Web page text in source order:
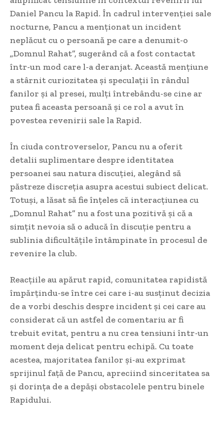
Daniel Pancu la Rapid. În cadrul intervenției sale
nocturne, Pancu a menționat un incident
neplăcut cu o persoană pe care a denumit-o
„Domnul Rahat”, sugerând că a fost contactat
într-un mod care l-a deranjat. Această mențiune
a stârnit curiozitatea și speculații în rândul
fanilor și al presei, mulți întrebându-se cine ar
putea fi aceasta persoană și ce rol a avut în
povestea revenirii sale la Rapid.
În ciuda controverselor, Pancu nu a oferit
detalii suplimentare despre identitatea
persoanei sau natura discuției, alegând să
păstreze discreția asupra acestui subiect delicat.
Totuși, a lăsat să fie înțeles că interacțiunea cu
„Domnul Rahat” nu a fost una pozitivă și că a
simțit nevoia să o aducă în discuție pentru a
sublinia dificultățile întâmpinate în procesul de
revenire la club.
Reacțiile au apărut rapid, comunitatea rapidistă
împărțindu-se între cei care i-au susținut decizia
de a vorbi deschis despre incident și cei care au
considerat că un astfel de comentariu ar fi
trebuit evitat, pentru a nu crea tensiuni într-un
moment deja delicat pentru echipă. Cu toate
acestea, majoritatea fanilor și-au exprimat
sprijinul față de Pancu, apreciind sinceritatea sa
și dorința de a depăși obstacolele pentru binele
Rapidului.